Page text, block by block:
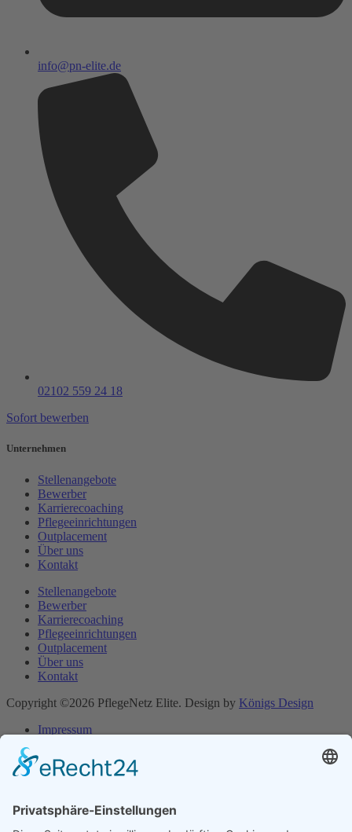
info@pn-elite.de
02102 559 24 18
Sofort bewerben
Unternehmen
Stellenangebote
Bewerber
Karrierecoaching
Pflegeeinrichtungen
Outplacement
Über uns
Kontakt
Stellenangebote
Bewerber
Karrierecoaching
Pflegeeinrichtungen
Outplacement
Über uns
Kontakt
Copyright ©2026 PflegeNetz Elite. Design by Königs Design
Impressum
Impressum
Cookie-Einstellungen